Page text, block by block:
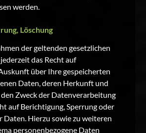
werden.
Löschung
der geltenden gesetzlichen
das Recht auf
über Ihre gespeicherten
Daten, deren Herkunft und
Zweck der Datenverarbeitung
auf Berichtigung, Sperrung oder
Daten. Hierzu sowie zu weiteren
personenbezogene Daten